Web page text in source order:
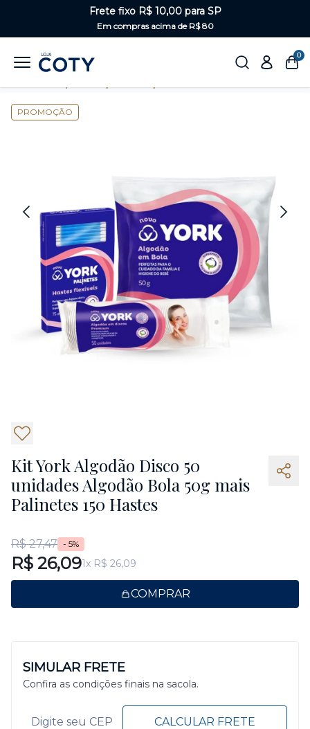
Frete fixo R$ 10,00 para SP
Em compras acima de R$ 80
0
PROMOÇÃO
Kit York Algodão Disco 50
unidades Algodão Bola 50g mais
Palinetes 150 Hastes
R$ 27,47 - 5%
R$ 26,091x R$ 26,09
COMPRAR
SIMULAR FRETE
Confira as condições finais na sacola.
CALCULAR FRETE